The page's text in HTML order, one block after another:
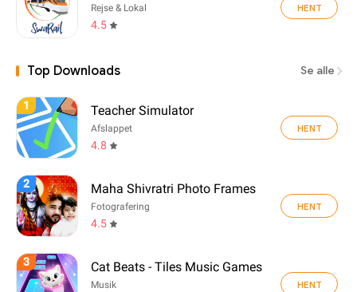
Rejse & Lokal
4.5
HENT
Top Downloads Se alle
1 Teacher Simulator
Afslappet
4.8
HENT
2 Maha Shivratri Photo Frames
Fotografering
4.5
HENT
3 Cat Beats - Tiles Music Games
Musik HENT